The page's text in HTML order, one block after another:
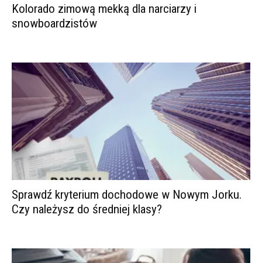
Kolorado zimową mekką dla narciarzy i
snowboardzistów
Sprawdź kryterium dochodowe w Nowym Jorku.
Czy należysz do średniej klasy?